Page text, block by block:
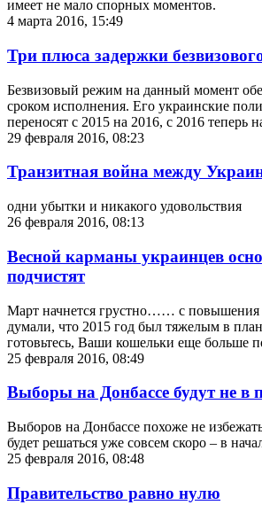
имеет не мало спорных моментов.
4 марта 2016, 15:49
Три плюса задержки
Безвизовый режим на данный момент
сроком исполнения. Его украинские
переносят с 2015 на 2016, с 2016 теперь
29 февраля 2016, 08:23
Транзитная война между
одни убытки и никакого удовольствия
26 февраля 2016, 08:13
Весной карманы украинцев
подчистят
Март начнется грустно…… с
думали, что 2015 год был тяжелым в
готовьтесь, Ваши кошельки еще больше
25 февраля 2016, 08:49
Выборы на Донбассе будут не в
Выборов на Донбассе похоже не
будет решаться уже совсем скоро – в
25 февраля 2016, 08:48
Правительство равно нулю